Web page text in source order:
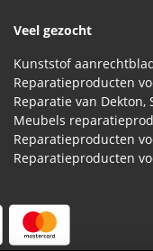
Veel gezocht
Meubels
Reparatieproducten